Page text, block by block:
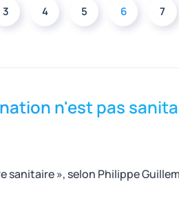
3 4 5 6 7
n'est pas
sanitaire », selon Philippe